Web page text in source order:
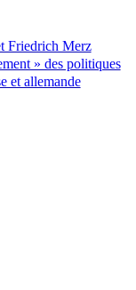
Friedrich Merz
» des politiques
et allemande